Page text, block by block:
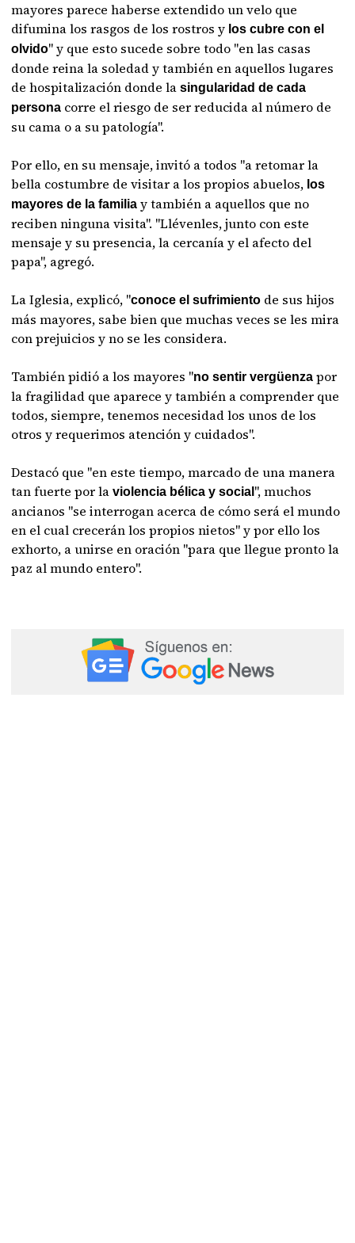
mayores parece haberse extendido un velo que
difumina los rasgos de los rostros y los cubre con el
olvido" y que esto sucede sobre todo "en las casas
donde reina la soledad y también en aquellos lugares
de hospitalización donde lasingularidad de cada
persona corre el riesgo de ser reducida al número de
su cama o a su patología".
Por ello, en su mensaje, invitó a todos "a retomar la
bella costumbre de visitar a los propios abuelos, los
mayores de la familiay también a aquellos que no
reciben ninguna visita". "Llévenles, junto con este
mensaje y su presencia, la cercanía y el afecto del
papa", agregó.
La Iglesia, explicó, "conoce el sufrimiento de sus hijos
más mayores, sabe bien que muchas veces se les mira
con prejuicios y no se les considera.
También pidió a los mayores "no sentir vergüenzapor
la fragilidad que aparece y también a comprender que
todos, siempre, tenemos necesidad los unos de los
otros y requerimos atención y cuidados".
Destacó que "en este tiempo, marcado de una manera
tan fuerte por laviolencia bélica y social ", muchos
ancianos "se interrogan acerca de cómo será el mundo
en el cual crecerán los propios nietos" y por ello los
exhorto, a unirse en oración "para que llegue pronto la
paz al mundo entero".